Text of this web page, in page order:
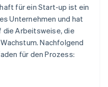
für ein Start-up ist ein
Unternehmen und hat
die Arbeitsweise, die
Nachfolgend
für den Prozess: